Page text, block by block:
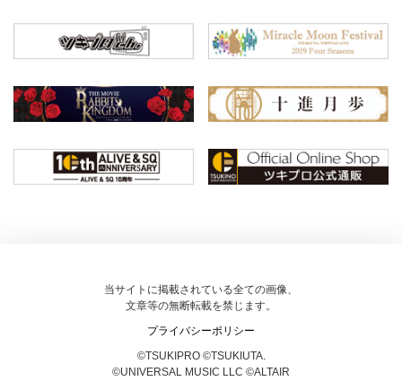
当サイトに掲載されている全ての画像、
文章等の無断転載を禁じます。
プライバシーポリシー
©TSUKIPRO ©TSUKIUTA.
©UNIVERSAL MUSIC LLC ©ALTAIR